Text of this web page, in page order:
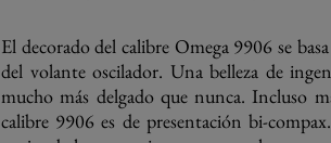
El decorado del calibre Omega 9906 se
del volante oscilador. Una belleza de
mucho más delgado que nunca. Incluso
calibre 9906 es de presentación bi-